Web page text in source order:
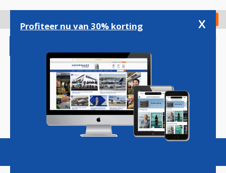
gaan
Check in
Magazine Podcasts Vacatures
Profiteer nu van 30% korting x